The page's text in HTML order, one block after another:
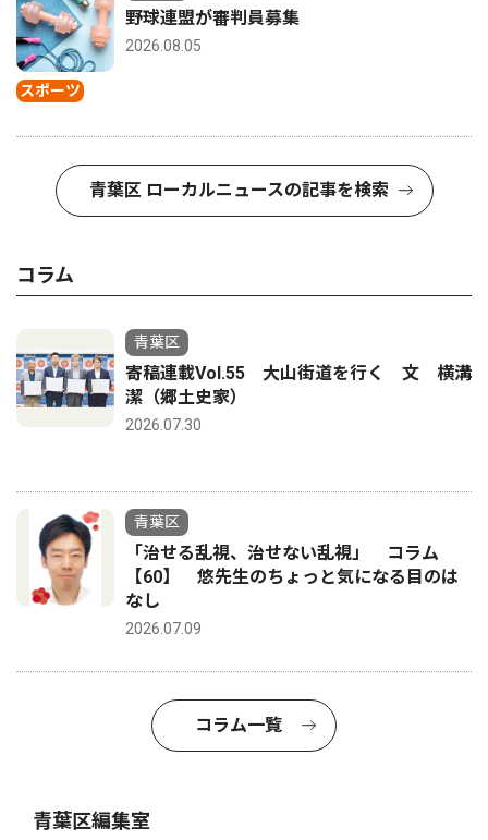
スポーツ
野球連盟が審判員募集
2026.08.05
青葉区 ローカルニュースの記事を検索
コラム
青葉区
寄稿連載Vol.55 大山街道を行く 文 横溝
潔（郷土史家）
2026.07.30
青葉区
「治せる乱視、治せない乱視」 コラム
【60】 悠先生のちょっと気になる目のは
なし
2026.07.09
コラム一覧
青葉区編集室